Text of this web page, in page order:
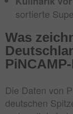
sortierte
Was
Die Daten von
deutschen